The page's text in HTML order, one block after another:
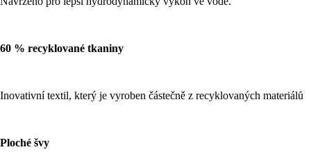
60 % recyklované tkaniny
Inovativní textil, který je vyroben částečně z recyklovaných materiálů
Ploché švy